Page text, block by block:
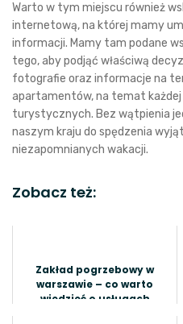
Warto w tym miejscu również
internetową, na której mamy
informacji. Mamy tam podane
tego, aby podjąć właściwą
fotografie oraz informacje na
apartamentów, na temat
turystycznych. Bez wątpienia
naszym kraju do spędzenia
niezapomnianych wakacji.
Zobacz też:
Zakład pogrzebowy w
warszawie – co warto
wiedzieć o usługach